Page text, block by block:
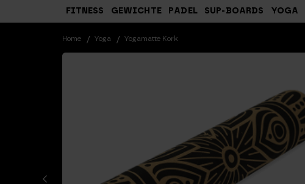
FITNESS GEWICHTE PADEL SUP-BOARDS YOGA
Home Yoga Yogamatte Kork